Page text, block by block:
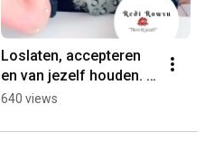
Loslaten, accepteren
en van jezelf houden.
Dit is hoe je begint.🌹
640 views